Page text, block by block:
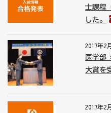
士課程
した。
2017年2
医学部
大賞を
2017年2